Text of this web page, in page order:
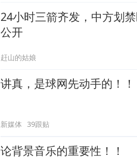
24小时三箭齐发，中方划
公开
赶山的姑娘
讲真，是球网先动手的！！
新媒体 39跟贴
论背景音乐的重要性！！